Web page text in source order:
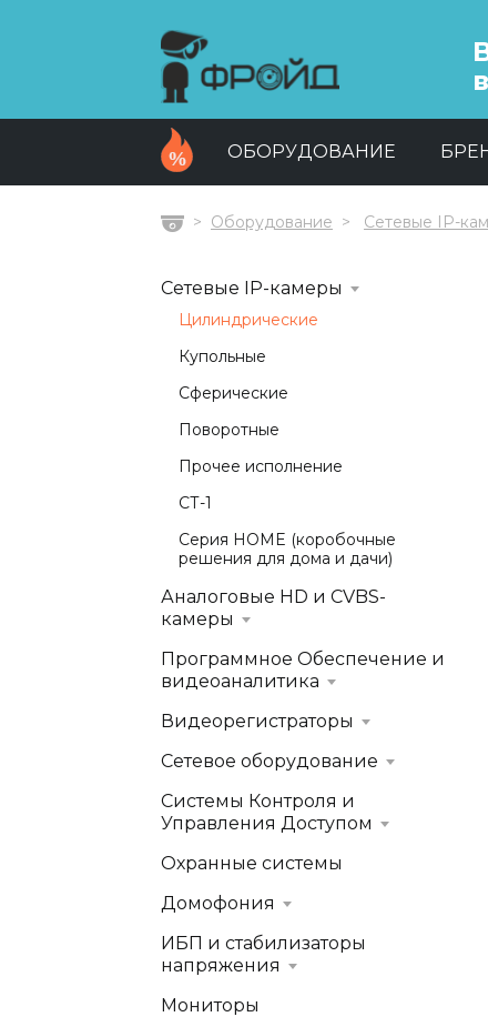
ОБОРУДОВАНИЕ
ГлавнаяОборудование Сетевые IP-
Сетевые IP-камеры
Цилиндрические
Купольные
Сферические
Поворотные
Прочее исполнение
СТ-1
Серия HOME (коробочные
решения для дома и дачи)
Аналоговые HD и CVBS-
камеры
Программное Обеспечение и
видеоаналитика
Видеорегистраторы
Сетевое оборудование
Системы Контроля и
Управления Доступом
Охранные системы
Домофония
ИБП и стабилизаторы
напряжения
Мониторы